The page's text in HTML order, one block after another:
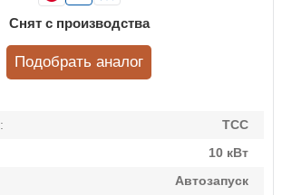
ТСС
10 кВт
Автозапуск
Снят с производства
Подобрать аналог